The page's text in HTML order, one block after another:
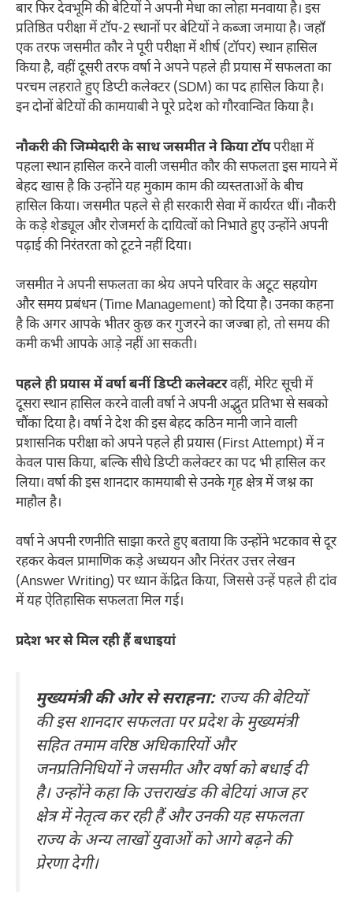
बार फिर देवभूमि की बेटियों ने अपनी मेधा का लोहा मनवाया है। इस
प्रतिष्ठित परीक्षा में टॉप-2 स्थानों पर बेटियों ने कब्जा जमाया है। जहाँ
एक तरफ जसमीत कौर ने पूरी परीक्षा में शीर्ष (टॉपर) स्थान हासिल
किया है, वहीं दूसरी तरफ वर्षा ने अपने पहले ही प्रयास में सफलता का
परचम लहराते हुए डिप्टी कलेक्टर (SDM) का पद हासिल किया है।
इन दोनों बेटियों की कामयाबी ने पूरे प्रदेश को गौरवान्वित किया है।
नौकरी की जिम्मेदारी के साथ जसमीत ने किया टॉपपरीक्षा में
पहला स्थान हासिल करने वाली जसमीत कौर की सफलता इस मायने में
बेहद खास है कि उन्होंने यह मुकाम काम की व्यस्तताओं के बीच
हासिल किया। जसमीत पहले से ही सरकारी सेवा में कार्यरत थीं। नौकरी
के कड़े शेड्यूल और रोजमर्रा के दायित्वों को निभाते हुए उन्होंने अपनी
पढ़ाई की निरंतरता को टूटने नहीं दिया।
जसमीत ने अपनी सफलता का श्रेय अपने परिवार के अटूट सहयोग
और समय प्रबंधन (Time Management) को दिया है। उनका कहना
है कि अगर आपके भीतर कुछ कर गुजरने का जज्बा हो, तो समय की
कमी कभी आपके आड़े नहीं आ सकती।
पहले ही प्रयास में वर्षा बनीं डिप्टी कलेक्टरवहीं, मेरिट सूची में
दूसरा स्थान हासिल करने वाली वर्षा ने अपनी अद्भुत प्रतिभा से सबको
चौंका दिया है। वर्षा ने देश की इस बेहद कठिन मानी जाने वाली
प्रशासनिक परीक्षा को अपने पहले ही प्रयास (First Attempt) में न
केवल पास किया, बल्कि सीधे डिप्टी कलेक्टर का पद भी हासिल कर
लिया। वर्षा की इस शानदार कामयाबी से उनके गृह क्षेत्र में जश्न का
माहौल है।
वर्षा ने अपनी रणनीति साझा करते हुए बताया कि उन्होंने भटकाव से दूर
रहकर केवल प्रामाणिक कड़े अध्ययन और निरंतर उत्तर लेखन
(Answer Writing) पर ध्यान केंद्रित किया, जिससे उन्हें पहले ही दांव
में यह ऐतिहासिक सफलता मिल गई।
प्रदेश भर से मिल रही हैं बधाइयां
मुख्यमंत्री की ओर से सराहना:राज्य की बेटियों
की इस शानदार सफलता पर प्रदेश के मुख्यमंत्री
सहित तमाम वरिष्ठ अधिकारियों और
जनप्रतिनिधियों ने जसमीत और वर्षा को बधाई दी
है। उन्होंने कहा कि उत्तराखंड की बेटियां आज हर
क्षेत्र में नेतृत्व कर रही हैं और उनकी यह सफलता
राज्य के अन्य लाखों युवाओं को आगे बढ़ने की
प्रेरणा देगी।